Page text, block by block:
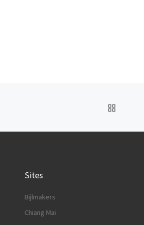
Sites
Bijlmakers
Chiang Mai